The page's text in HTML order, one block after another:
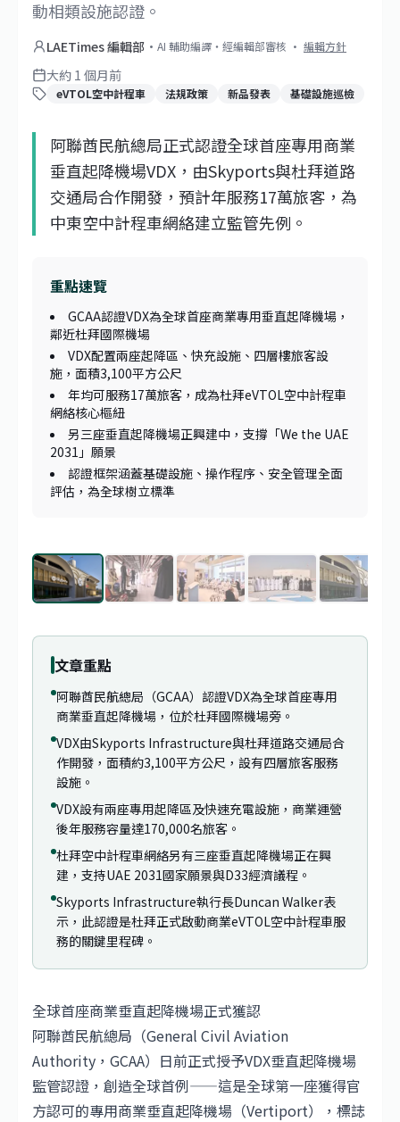
動相類設施認證。
LAETimes 編輯部 · AI 輔助編譯・經編輯部審核 · 編輯方針
大約 1 個月前
eVTOL空中計程車 法規政策 新品發表 基礎設施巡檢
阿聯酋民航總局正式認證全球首座專用商業
垂直起降機場VDX，由Skyports與杜拜道路
交通局合作開發，預計年服務17萬旅客，為
中東空中計程車網絡建立監管先例。
重點速覽
GCAA認證VDX為全球首座商業專用垂直起降機場，
鄰近杜拜國際機場
VDX配置兩座起降區、快充設施、四層樓旅客設
施，面積3,100平方公尺
年均可服務17萬旅客，成為杜拜eVTOL空中計程車
網絡核心樞紐
另三座垂直起降機場正興建中，支撐「We the UAE
2031」願景
認證框架涵蓋基礎設施、操作程序、安全管理全面
評估，為全球樹立標準
1/8
文章重點
阿聯酋民航總局（GCAA）認證VDX為全球首座專用
商業垂直起降機場，位於杜拜國際機場旁。
VDX由Skyports Infrastructure與杜拜道路交通局合
作開發，面積約3,100平方公尺，設有四層旅客服務
設施。
VDX設有兩座專用起降區及快速充電設施，商業運營
後年服務容量達170,000名旅客。
杜拜空中計程車網絡另有三座垂直起降機場正在興
建，支持UAE 2031國家願景與D33經濟議程。
Skyports Infrastructure執行長Duncan Walker表
示，此認證是杜拜正式啟動商業eVTOL空中計程車服
務的關鍵里程碑。
全球首座商業垂直起降機場正式獲認
阿聯酋民航總局（General Civil Aviation
Authority，GCAA）日前正式授予VDX垂直起降機場
監管認證，創造全球首例——這是全球第一座獲得官
方認可的專用商業垂直起降機場（Vertiport），標誌